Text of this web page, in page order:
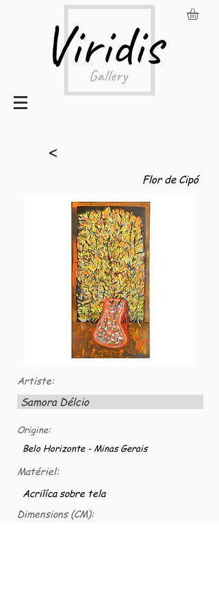
<
Flor de Cipó
Artiste:
Samora Délcio
Origine:
Belo Horizonte - Minas Gerais
Matériel:
Acrilíca sobre tela
Dimensions (CM):